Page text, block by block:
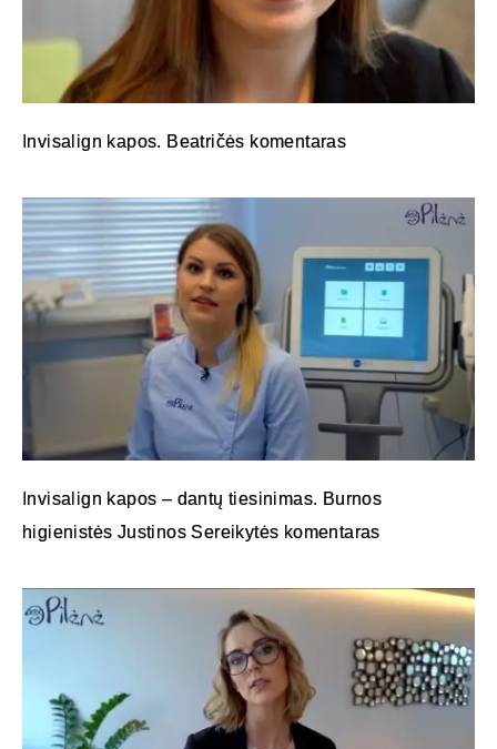
Invisalign kapos. Beatričės komentaras
Invisalign kapos – dantų tiesinimas. Burnos
higienistės Justinos Sereikytės komentaras